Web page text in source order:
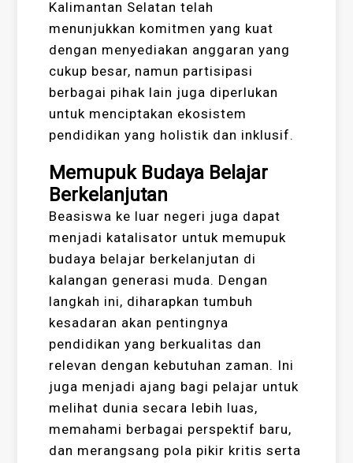
Kalimantan Selatan telah
menunjukkan komitmen yang kuat
dengan menyediakan anggaran yang
cukup besar, namun partisipasi
berbagai pihak lain juga diperlukan
untuk menciptakan ekosistem
pendidikan yang holistik dan inklusif.
Memupuk Budaya Belajar
Berkelanjutan
Beasiswa ke luar negeri juga dapat
menjadi katalisator untuk memupuk
budaya belajar berkelanjutan di
kalangan generasi muda. Dengan
langkah ini, diharapkan tumbuh
kesadaran akan pentingnya
pendidikan yang berkualitas dan
relevan dengan kebutuhan zaman. Ini
juga menjadi ajang bagi pelajar untuk
melihat dunia secara lebih luas,
memahami berbagai perspektif baru,
dan merangsang pola pikir kritis serta